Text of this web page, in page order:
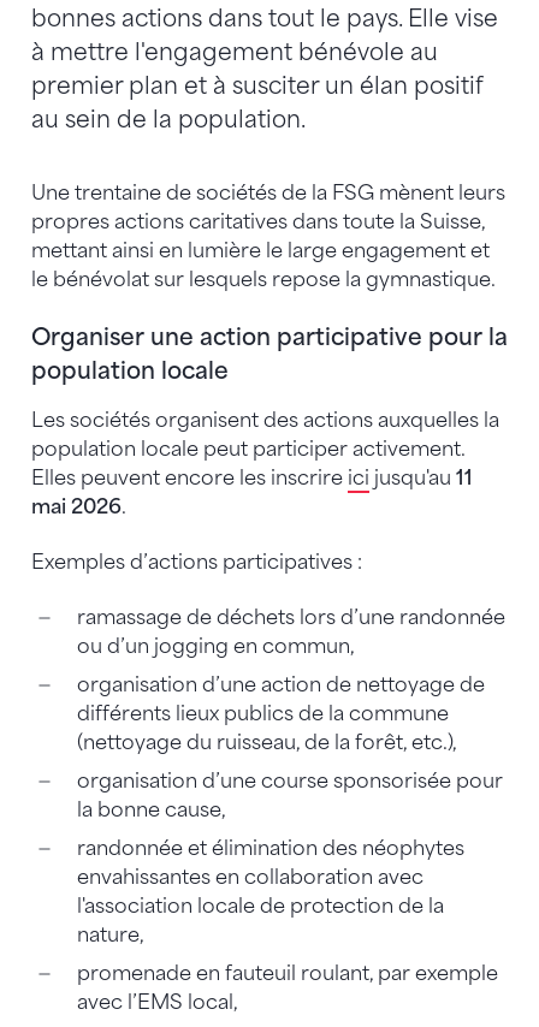
bonnes actions dans tout le pays. Elle vise
à mettre l'engagement bénévole au
premier plan et à susciter un élan positif
au sein de la population.
Une trentaine de sociétés de la FSG mènent leurs
propres actions caritatives dans toute la Suisse,
mettant ainsi en lumière le large engagement et
le bénévolat sur lesquels repose la gymnastique.
Organiser une action participative pour la
population locale
Les sociétés organisent des actions auxquelles la
population locale peut participer activement.
Elles peuvent encore les inscrire ici jusqu'au 11
mai 2026.
Exemples d’actions participatives :
ramassage de déchets lors d’une randonnée
ou d’un jogging en commun,
organisation d’une action de nettoyage de
différents lieux publics de la commune
(nettoyage du ruisseau, de la forêt, etc.),
organisation d’une course sponsorisée pour
la bonne cause,
randonnée et élimination des néophytes
envahissantes en collaboration avec
l'association locale de protection de la
nature,
promenade en fauteuil roulant, par exemple
avec l’EMS local,